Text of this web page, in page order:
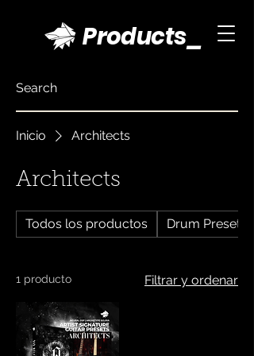
Products_
Inicio Architects
Architects
Todos los productos Drum Presets
1 producto Filtrar y ordenar